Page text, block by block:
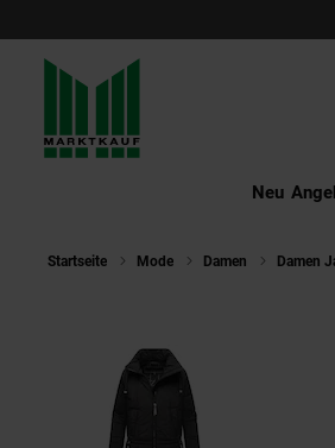
Neu
Startseite Mode Damen Damen